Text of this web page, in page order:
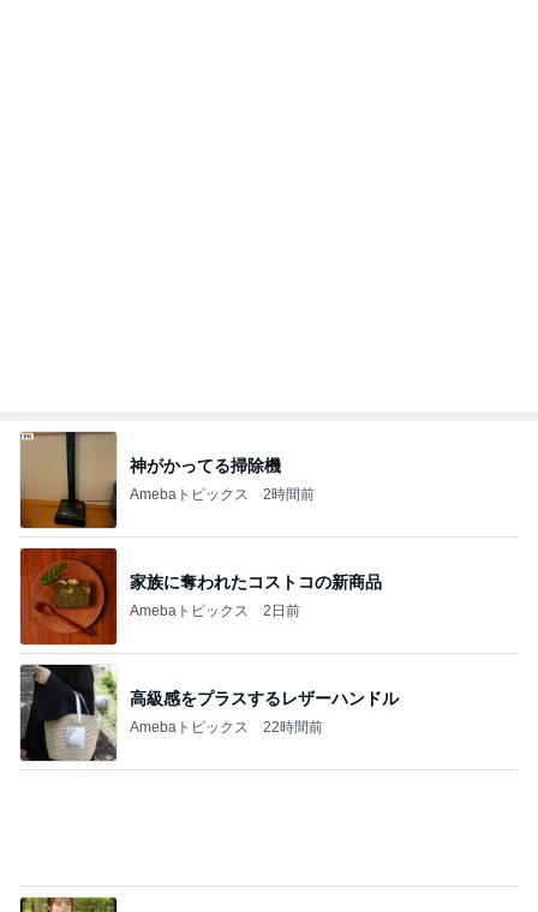
過半数が下落した優待株の状況
Amebaトピックス